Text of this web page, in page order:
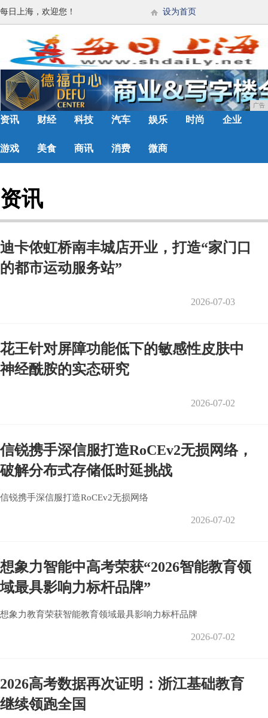
每日上海，欢迎您！ 设为首页
广告
资讯 财经 科技 汽车 娱乐 时尚 企业
游戏 美食 商讯 消费 微商
资讯
迪卡侬虹桥南丰城店开业，打造“家门口
的都市运动服务站”
2026-07-03
花王针对屏障功能低下的敏感性皮肤中
神经酰胺的实态研究
2026-07-02
信锐携手深信服打造RoCEv2无损网络，
破解分布式存储低时延挑战
信锐携手深信服打造RoCEv2无损网络
2026-07-02
想象力智能中高考荣获“2026智能教育领
域最具影响力标杆品牌”
想象力教育荣获智能教育领域最具影响力标杆品牌
2026-07-02
2026高考数据再次证明：浙江基础教育
继续领跑全国